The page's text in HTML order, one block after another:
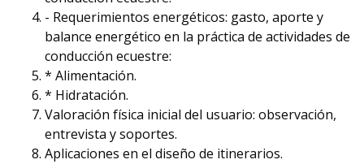
- Requerimientos energéticos: gasto, aporte y
balance energético en la práctica de actividades de
conducción ecuestre:
* Alimentación.
* Hidratación.
Valoración física inicial del usuario: observación,
entrevista y soportes.
Aplicaciones en el diseño de itinerarios.